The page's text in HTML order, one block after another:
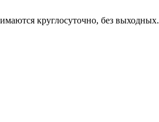
круглосуточно, без выходных.